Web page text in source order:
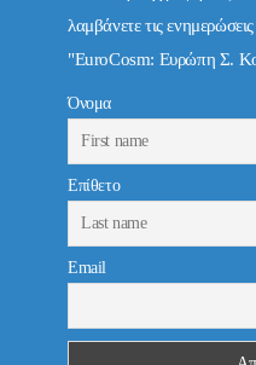
λαμβάνετε τις
"EuroCosm: Ευρώπη Σ.
Όνομα
Επίθετο
Email